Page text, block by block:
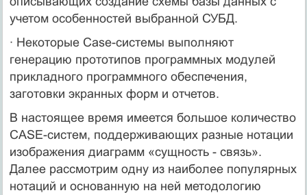
учетом особенностей выбранной СУБД.
· Некоторые Case-системы выполняют
генерацию прототипов программных модулей
прикладного программного обеспечения,
заготовки экранных форм и отчетов.
В настоящее время имеется большое количество
CASE-систем, поддерживающих разные нотации
изображения диаграмм «сущность - связь».
Далее рассмотрим одну из наиболее популярных
нотаций и основанную на ней методологию